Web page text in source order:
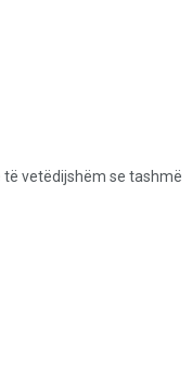
të vetëdijshëm se tashmë